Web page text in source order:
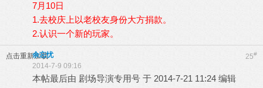
7月10日
1.去校庆上以老校友身份大方捐款。
2.认识一个新的玩家。
点击重新加载 25#
余忘忧
2014-7-9 09:16
本帖最后由 剧场导演专用号 于 2014-7-21 11:24 编辑